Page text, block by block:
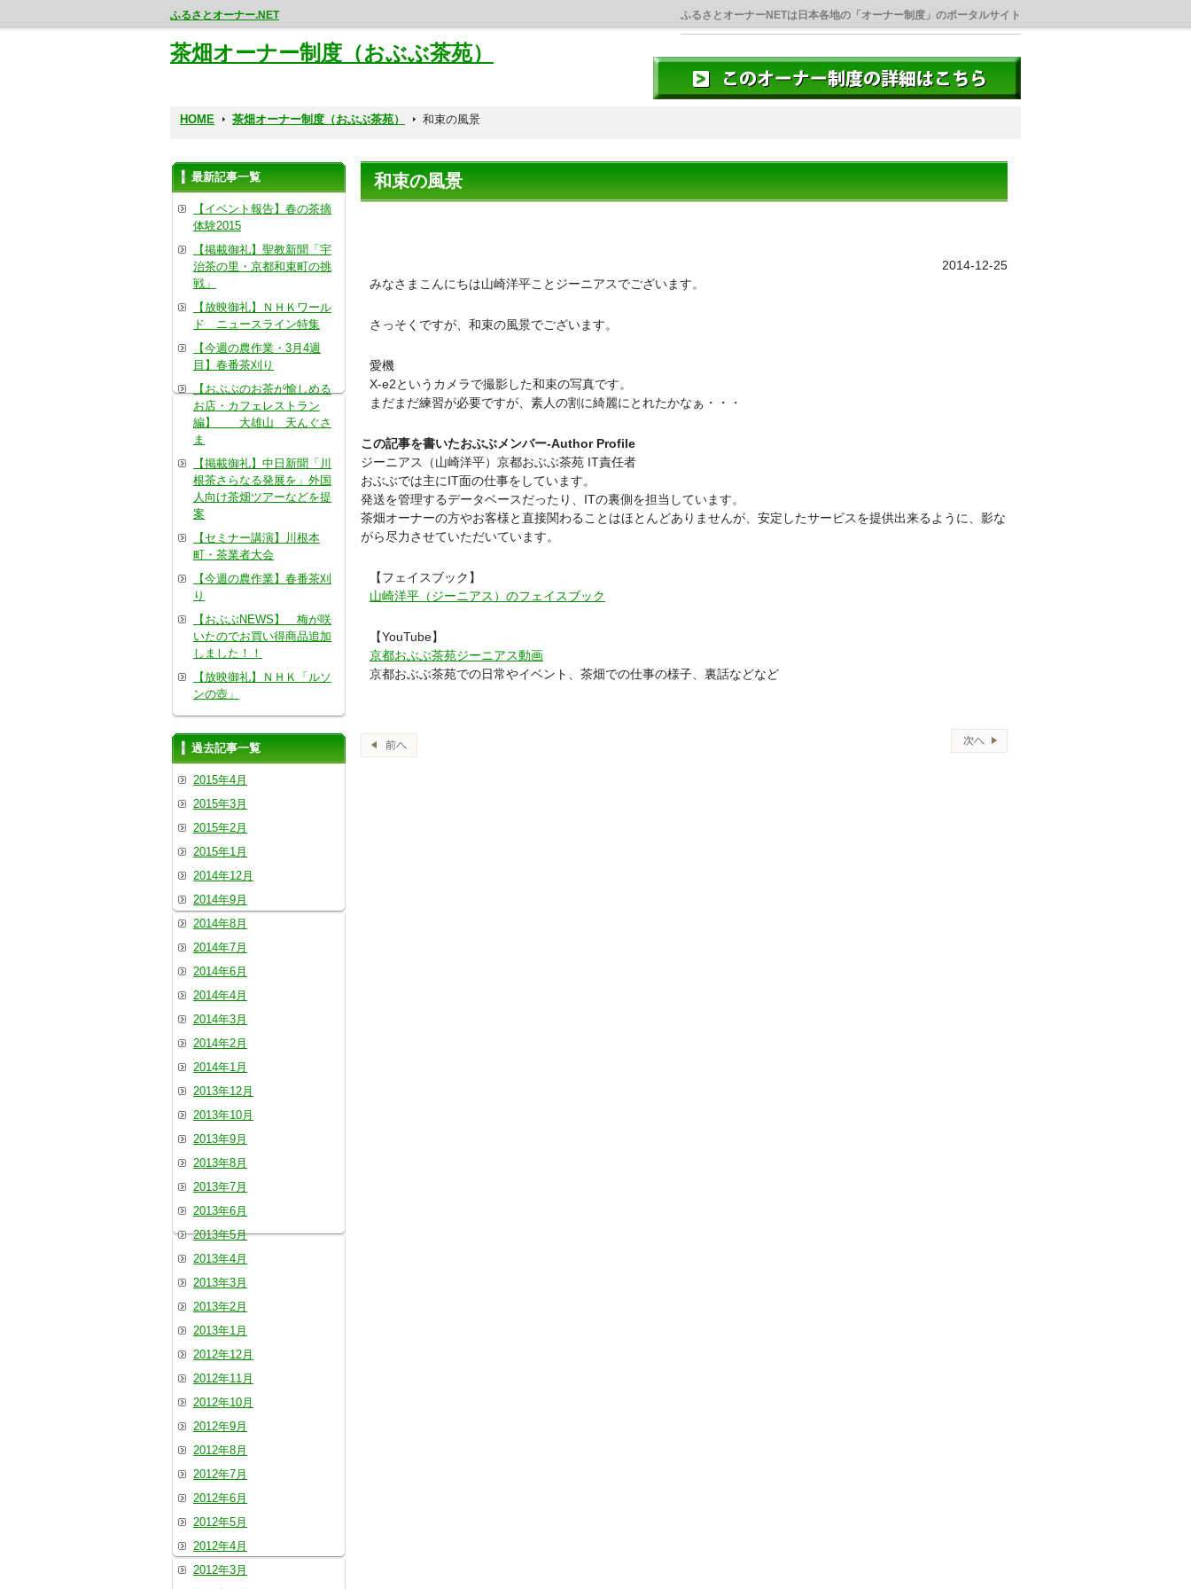
ふるさとオーナー.NET ふるさとオーナーNETは日本各地の「オーナー制度」のポータルサイト
茶畑オーナー制度（おぶぶ茶苑）
HOME 茶畑オーナー制度（おぶぶ茶苑） 和束の風景
和束の風景
2014-12-25
みなさまこんにちは山崎洋平ことジーニアスでございます。
さっそくですが、和束の風景でございます。
愛機
X-e2というカメラで撮影した和束の写真です。
まだまだ練習が必要ですが、素人の割に綺麗にとれたかなぁ・・・
この記事を書いたおぶぶメンバー-Author Profile
ジーニアス（山崎洋平） 京都おぶぶ茶苑 IT責任者
おぶぶでは主にIT面の仕事をしています。
発送を管理するデータベースだったり、ITの裏側を担当しています。
茶畑オーナーの方やお客様と直接関わることはほとんどありませんが、安定したサービスを提供出来るように、影な
がら尽力させていただいています。
【フェイスブック】
山崎洋平（ジーニアス）のフェイスブック
【YouTube】
京都おぶぶ茶苑ジーニアス動画
京都おぶぶ茶苑での日常やイベント、茶畑での仕事の様子、裏話などなど
最新記事一覧
【イベント報告】春の茶摘
体験2015
【掲載御礼】聖教新聞「宇
治茶の里・京都和束町の挑
戦」
【放映御礼】ＮＨＫワール
ド ニュースライン特集
【今週の農作業・3月4週
目】春番茶刈り
【おぶぶのお茶が愉しめる
お店・カフェレストラン
編】 大雄山 天んぐさ
ま
【掲載御礼】中日新聞「川
根茶さらなる発展を」外国
人向け茶畑ツアーなどを提
案
【セミナー講演】川根本
町・茶業者大会
【今週の農作業】春番茶刈
り
【おぶぶNEWS】 梅が咲
いたのでお買い得商品追加
しました！！
【放映御礼】ＮＨＫ「ルソ
ンの壺」
過去記事一覧
2015年4月
2015年3月
2015年2月
2015年1月
2014年12月
2014年9月
2014年8月
2014年7月
2014年6月
2014年4月
2014年3月
2014年2月
2014年1月
2013年12月
2013年10月
2013年9月
2013年8月
2013年7月
2013年6月
2013年5月
2013年4月
2013年3月
2013年2月
2013年1月
2012年12月
2012年11月
2012年10月
2012年9月
2012年8月
2012年7月
2012年6月
2012年5月
2012年4月
2012年3月